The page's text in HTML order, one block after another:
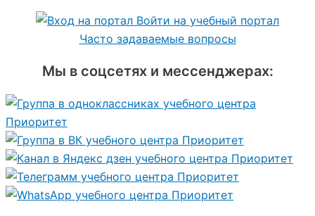
Войти на учебный портал
Часто задаваемые вопросы
Мы в соцсетях и мессенджерах: